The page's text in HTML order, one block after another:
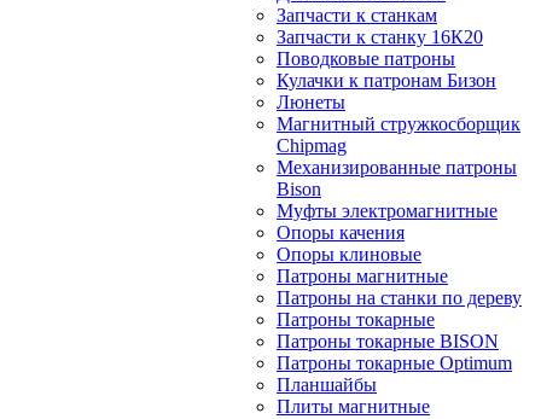
Запчасти к станкам
Запчасти к станку 16К20
Поводковые патроны
Кулачки к патронам Бизон
Люнеты
Магнитный стружкосборщик
Chipmag
Механизированные патроны
Bison
Муфты электромагнитные
Опоры качения
Опоры клиновые
Патроны магнитные
Патроны на станки по дереву
Патроны токарные
Патроны токарные BISON
Патроны токарные Optimum
Планшайбы
Плиты магнитные